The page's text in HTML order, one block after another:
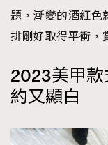
題，漸變的酒紅色
排剛好取得平衝，
2023美甲
約又顯白